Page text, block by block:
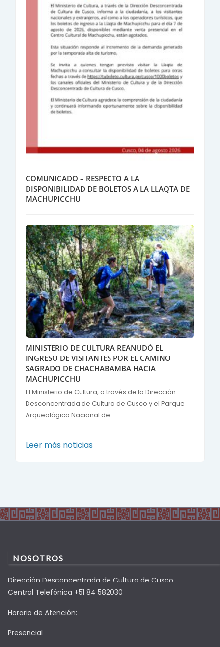
COMUNICADO – RESPECTO A LA
DISPONIBILIDAD DE BOLETOS A LA LLAQTA DE
MACHUPICCHU
MINISTERIO DE CULTURA REANUDÓ EL
INGRESO DE VISITANTES POR EL CAMINO
SAGRADO DE CHACHABAMBA HACIA
MACHUPICCHU
El Ministerio de Cultura, a través de la Dirección
Desconcentrada de Cultura de Cusco y el Parque
Arqueológico Nacional de...
Leer más noticias
NOSOTROS
Dirección Desconcentrada de Cultura de Cusco
Central Telefónica +51 84 582030
Horario de Atención:
Presencial